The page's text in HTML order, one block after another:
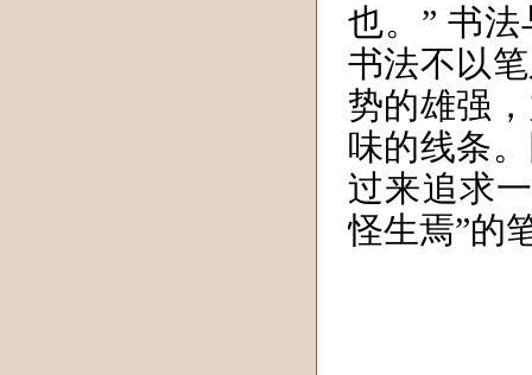
也。” 书法
书法不以
势的雄强
味的线条
过来追求
怪生焉”的